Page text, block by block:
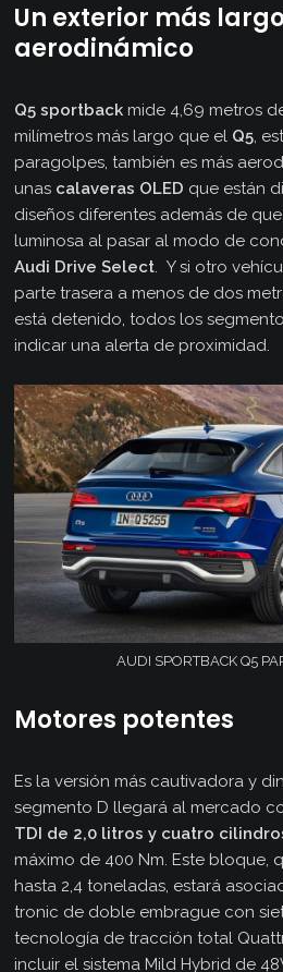
Un exterior más
aerodinámico
Q5 sportback mide 4,69 metros
milímetros más largo que el Q5,
paragolpes, también es más
unas calaveras OLED que están
diseños diferentes además de
luminosa al pasar al modo de
Audi Drive Select. Y si otro
parte trasera a menos de dos
está detenido, todos los
indicar una alerta de proximidad.
AUDI SPORTBACK Q5
Motores potentes
Es la versión más cautivadora y
segmento D llegará al mercado
TDI de 2,0 litros y cuatro
máximo de 400 Nm. Este bloque,
hasta 2,4 toneladas, estará
tronic de doble embrague con
tecnología de tracción total
incluir el sistema Mild Hybrid de